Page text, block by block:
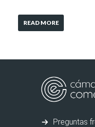
READ MORE
Preguntas